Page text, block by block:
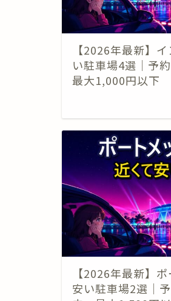
【2026年最新】
い駐車場4選｜予
最大1,000円以下
【2026年最新】
安い駐車場2選｜